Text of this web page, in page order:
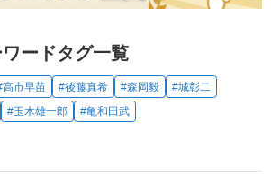
ードタグ一覧
高市早苗 #後藤真希 #森岡毅
#城彰二
#玉木雄一郎 #亀和田武